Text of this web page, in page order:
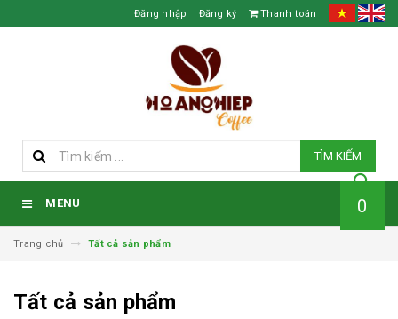
Đăng nhập Đăng ký Thanh toán
TÌM KIẾM
MENU 0
Trang chủ Tất cả sản phẩm
Tất cả sản phẩm